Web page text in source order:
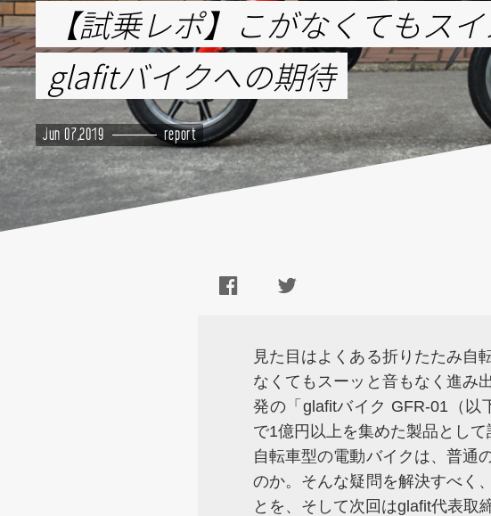
【試乗レポ】こがなくてもス
glafitバイクへの期待
Jun 07,2019 report
見た目はよくある折りたたみ自
なくてもスーッと音もなく進み
発の「glafitバイク GFR-01（以
で1億円以上を集めた製品とし
自転車型の電動バイクは、普通
のか。そんな疑問を解決すべく
とを、そして次回はglafit代表取